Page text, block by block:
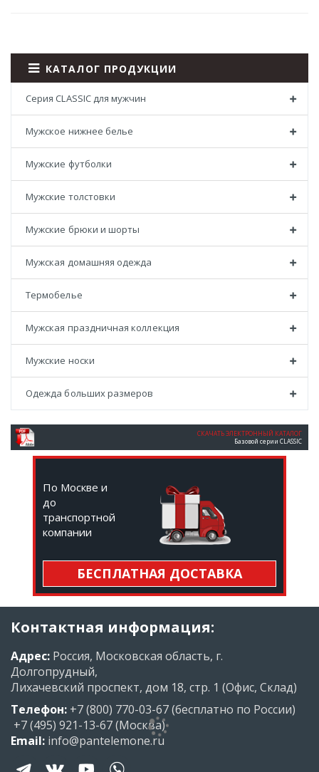
КАТАЛОГ ПРОДУКЦИИ
Серия CLASSIC для мужчин
Мужское нижнее белье
Мужские футболки
Мужские толстовки
Мужские брюки и шорты
Мужская домашняя одежда
Термобелье
Мужская праздничная коллекция
Мужские носки
Одежда больших размеров
СКАЧАТЬ ЭЛЕКТРОННЫЙ КАТАЛОГ
Базовой серии CLASSIC
По Москве и
до
транспортной
компании
БЕСПЛАТНАЯ ДОСТАВКА
Контактная информация:
Адрес: Россия, Московская область, г.
Долгопрудный,
Лихачевский проспект, дом 18, стр. 1 (Офис, Склад)
Телефон: +7 (800) 770-03-67(бесплатно по России)
+7 (495) 921-13-67(Москва)
Email: info@pantelemone.ru